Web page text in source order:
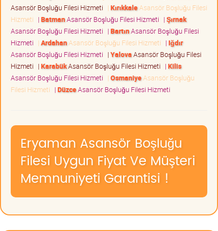
Asansör Boşluğu Filesi Hizmeti | KırıkkaleAsansör Boşluğu Filesi
Hizmeti | BatmanAsansör Boşluğu Filesi Hizmeti | Şırnak
Asansör Boşluğu Filesi Hizmeti | BartınAsansör Boşluğu Filesi
Hizmeti | ArdahanAsansör Boşluğu Filesi Hizmeti | Iğdır
Asansör Boşluğu Filesi Hizmeti | YalovaAsansör Boşluğu Filesi
Hizmeti | KarabükAsansör Boşluğu Filesi Hizmeti | Kilis
Asansör Boşluğu Filesi Hizmeti | OsmaniyeAsansör Boşluğu
Filesi Hizmeti | DüzceAsansör Boşluğu Filesi Hizmeti
Eryaman Asansör Boşluğu
Filesi Uygun Fiyat Ve Müşteri
Memnuniyeti Garantisi !